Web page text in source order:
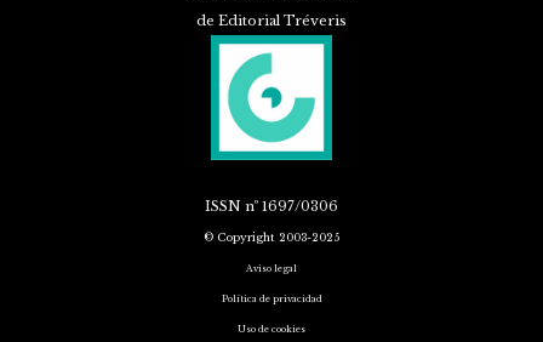
de Editorial Tréveris
ISSN nº 1697/0306
© Copyright 2003-2025
Aviso legal
Política de privacidad
Uso de cookies